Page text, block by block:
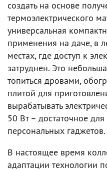
создать на основе
термоэлектрического
универсальная
применения на даче, в
местах, где доступ к
затруднен. Это
топиться дровами,
плитой для
вырабатывать
50 Вт – достаточное
персональных гаджетов.
В настоящее время
адаптации технологии